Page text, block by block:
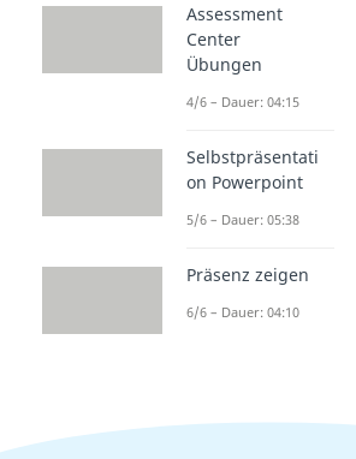
Assessment
Center
Übungen
4/6 – Dauer: 04:15
Selbstpräsentati
on Powerpoint
5/6 – Dauer: 05:38
Präsenz zeigen
6/6 – Dauer: 04:10